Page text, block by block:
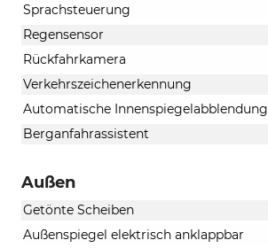
Sprachsteuerung
Regensensor
Rückfahrkamera
Verkehrszeichenerkennung
Automatische Innenspiegelabblendung
Berganfahrassistent
Außen
Getönte Scheiben
Außenspiegel elektrisch anklappbar